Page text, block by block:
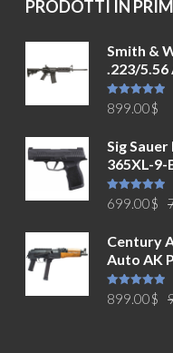
PRODOTTI IN
Smith &
.223/5.56
Valutato
5.00su 5
899.00$
Sig
365XL-9-
Valutato
5.00su 5
699.00$
Century
Auto AK
Valutato
5.00su 5
899.00$